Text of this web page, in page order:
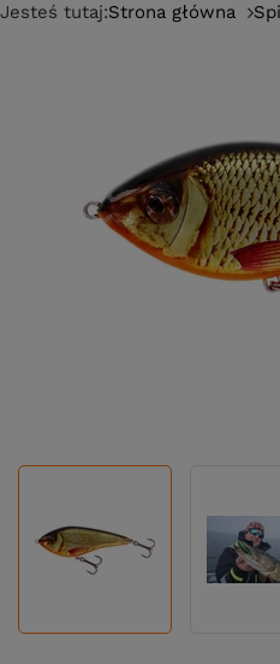
Jesteś tutaj:Strona główna